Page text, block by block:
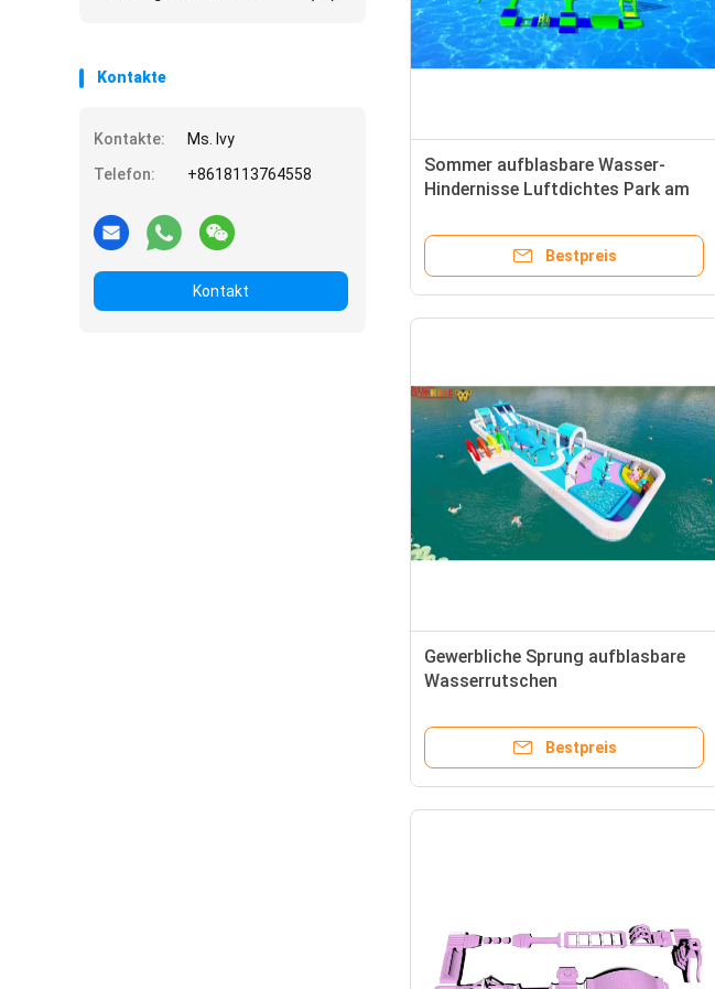
Kontakte
Kontakte:
Ms. Ivy
Telefon:
+8618113764558
Kontakt
Sommer aufblasbare Wasser-
Hindernisse Luftdichtes Park am
Bestpreis
Gewerbliche Sprung aufblasbare
Wasserrutschen
Bestpreis